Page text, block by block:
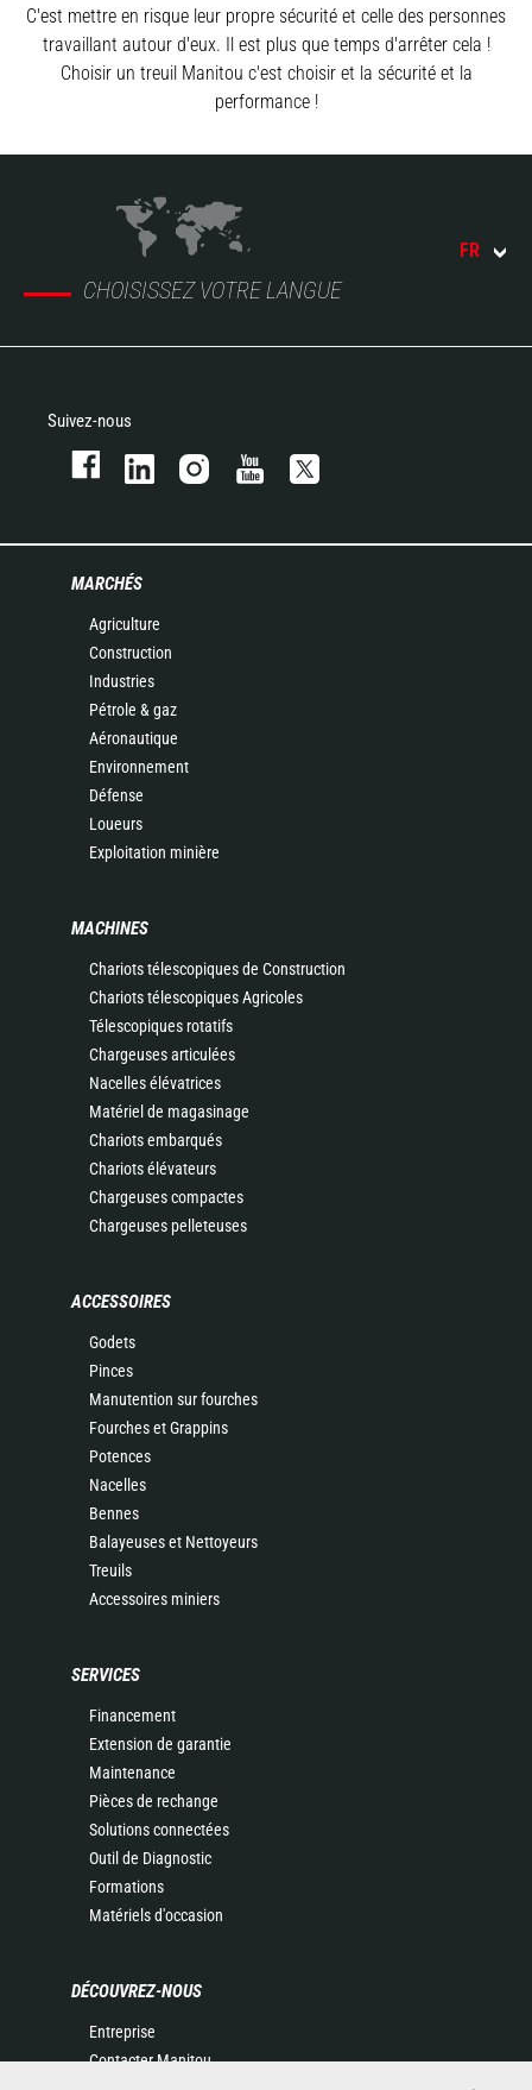
C'est mettre en risque leur propre sécurité et celle des personnes
travaillant autour d'eux. Il est plus que temps d'arrêter cela !
Choisir un treuil Manitou c'est choisir et la sécurité et la
performance !
CHOISISSEZ VOTRE LANGUE
FR
Suivez-nous
MARCHÉS
Agriculture
Construction
Industries
Pétrole & gaz
Aéronautique
Environnement
Défense
Loueurs
Exploitation minière
MACHINES
Chariots télescopiques de Construction
Chariots télescopiques Agricoles
Télescopiques rotatifs
Chargeuses articulées
Nacelles élévatrices
Matériel de magasinage
Chariots embarqués
Chariots élévateurs
Chargeuses compactes
Chargeuses pelleteuses
ACCESSOIRES
Godets
Pinces
Manutention sur fourches
Fourches et Grappins
Potences
Nacelles
Bennes
Balayeuses et Nettoyeurs
Treuils
Accessoires miniers
SERVICES
Financement
Extension de garantie
Maintenance
Pièces de rechange
Solutions connectées
Outil de Diagnostic
Formations
Matériels d'occasion
DÉCOUVREZ-NOUS
Entreprise
Contacter Manitou